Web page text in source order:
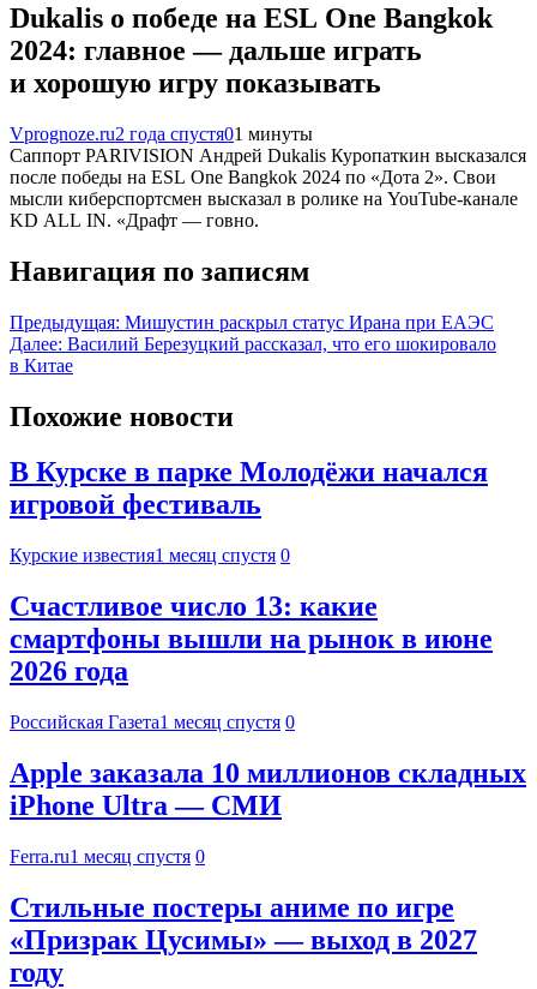
Dukalis о победе на ESL One Bangkok
2024: главное — дальше играть
и хорошую игру показывать
Vprognoze.ru2 года спустя01 минуты
Саппорт PARIVISION Андрей Dukalis Куропаткин высказался
после победы на ESL One Bangkok 2024 по «Дота 2». Свои
мысли киберспортсмен высказал в ролике на YouTube-канале
KD ALL IN. «Драфт — говно.
Навигация по записям
Предыдущая: Мишустин раскрыл статус Ирана при ЕАЭС
Далее: Василий Березуцкий рассказал, что его шокировало
в Китае
Похожие новости
В Курске в парке Молодёжи начался
игровой фестиваль
Курские известия1 месяц спустя 0
Счастливое число 13: какие
смартфоны вышли на рынок в июне
2026 года
Российская Газета1 месяц спустя 0
Apple заказала 10 миллионов складных
iPhone Ultra — СМИ
Ferra.ru1 месяц спустя 0
Стильные постеры аниме по игре
«Призрак Цусимы» — выход в 2027
году